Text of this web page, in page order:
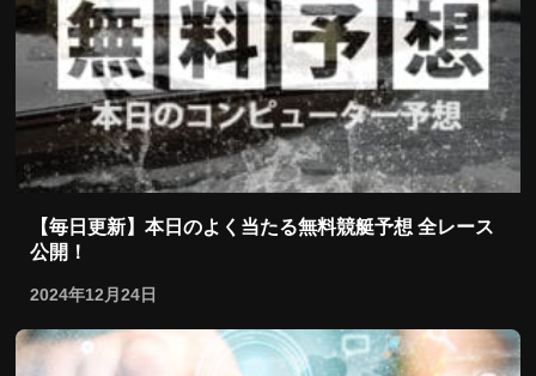
【毎日更新】本日のよく当たる無料競艇予想 全レース
公開！
2024年12月24日